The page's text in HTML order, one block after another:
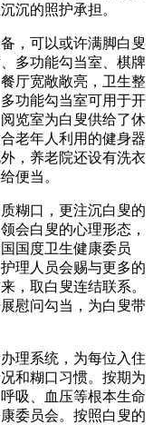
沉的照护承担。
，可以或许满脚白叟
多功能勾当室、棋牌
厅宽敞敞亮，卫生整
功能勾当室可用于开
览室为白叟供给了休
老年人利用的健身器
，养老院还设有洗衣
便当。
糊口，更注沉白叟的
会白叟的心理形态，
国度卫生健康委员
理人员会赐与更多的
，取白叟连结联系。
慰问勾当，为白叟带
理系统，为每位入住
和糊口习惯。按期为
吸、血压等根本生命
委员会。按照白叟的